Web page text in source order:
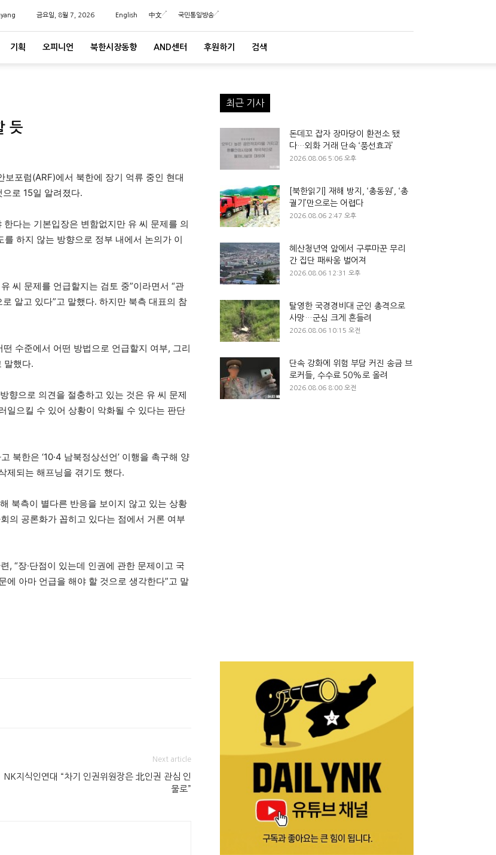
금요일, 8월 7, 2026 English 中文 국민통일방송
기획 오피니언 북한시장동향 AND센터 후원하기 검색
듯
포럼(ARF)에서 북한에 장기 억류 중인 현대
로 15일 알려졌다.
다는 기본입장은 변함없지만 유 씨 문제를 의
하지 않는 방향으로 정부 내에서 논의가 이
씨 문제를 언급할지는 검토 중”이라면서 “관
알고 있다”고 말했다. 하지만 북측 대표의 참
수준에서 어떤 방법으로 언급할지 여부, 그리
말했다.
향으로 의견을 절충하고 있는 것은 유 씨 문제
일으킬 수 있어 상황이 악화될 수 있다는 판단
북한은 ‘10·4 남북정상선언’ 이행을 촉구해 양
제되는 해프닝을 겪기도 했다.
북측이 별다른 반응을 보이지 않고 있는 상황
의 공론화가 꼽히고 있다는 점에서 거론 여부
, “장·단점이 있는데 인권에 관한 문제이고 국
에 아마 언급을 해야 할 것으로 생각한다”고 말
Next article
NK지식인연대 “차기 인권위원장은 北인권 관심 인
물로”
최근 기사
돈데꼬 잡자 장마당이 환전소 됐
다…외화 거래 단속 ‘풍선효과’
2026.08.06 5:06 오후
[북한읽기] 재해 방지, ‘총동원’, ‘총
궐기’만으로는 어렵다
2026.08.06 2:47 오후
혜산청년역 앞에서 구루마꾼 무리
간 집단 패싸움 벌어져
2026.08.06 12:31 오후
탈영한 국경경비대 군인 총격으로
사망…군심 크게 흔들려
2026.08.06 10:15 오전
단속 강화에 위험 부담 커진 송금 브
로커들, 수수료 50%로 올려
2026.08.06 8:00 오전